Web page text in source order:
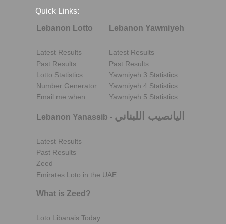
Quick Links:
Lebanon Lotto
Latest Results
Past Results
Lotto Statistics
Number Generator
Email me when..
Lebanon Yawmiyeh
Latest Results
Past Results
Yawmiyeh 3 Statistics
Yawmiyeh 4 Statistics
Yawmiyeh 5 Statistics
Lebanon Yanassib - اليانصيب اللبناني
Latest Results
Past Results
Zeed
Emirates Loto in the UAE
What is Zeed?
Loto Libanais Today